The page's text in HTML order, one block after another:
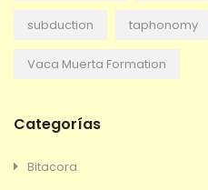
subduction taphonomy
Vaca Muerta Formation
Categorías
Bitacora